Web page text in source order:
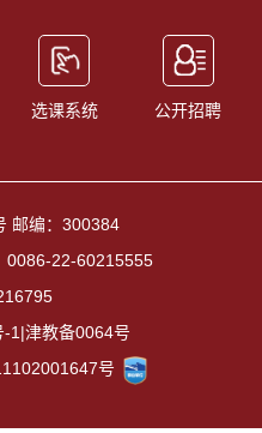
选课系统 公开招聘
邮编：300384
0086-22-60215555
1|津教备0064号
号